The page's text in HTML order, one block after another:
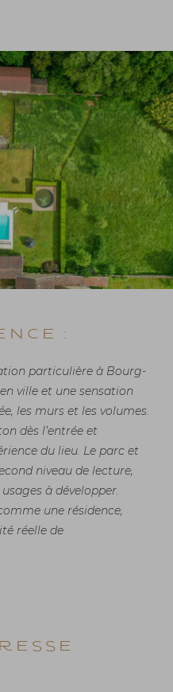
:
particulière à Bourg-
ville et une sensation
les murs et les volumes.
dès l’entrée et
du lieu. Le parc et
niveau de lecture,
à développer.
une résidence,
réelle de